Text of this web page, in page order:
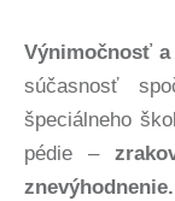
Výnimočnosť
súčasnosť
špeciálneho
pédie –
znevýhodnenie.